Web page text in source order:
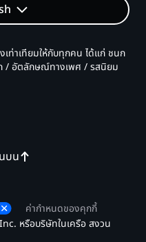
บน
ท่าเทียมให้กับทุกคน ได้แก่ ชนก
/ อัตลักษณ์ทางเพศ / รสนิยม
ค่ากำหนดของคุกกี้
หรือบริษัทในเครือ สงวน